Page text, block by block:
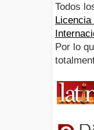
Todos
Por lo